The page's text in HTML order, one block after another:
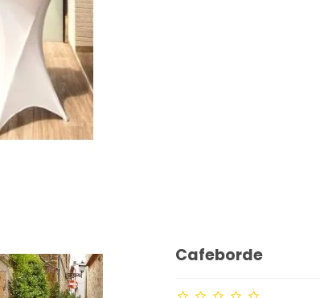
Cafeborde